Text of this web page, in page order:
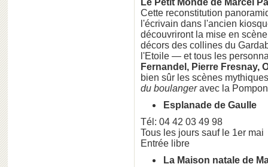
Le Petit Monde de Marcel
Cette reconstitution
l'écrivain dans l'ancien
découvriront la mise en
décors des collines du
l'Etoile — et tous les
Fernandel, Pierre Fresnay,
bien sûr les scènes
du boulangeravec la
Esplanade de Gaulle
Tél: 04 42 03 49 98
Tous les jours sauf le 1er mai
Entrée libre
La Maison natale de